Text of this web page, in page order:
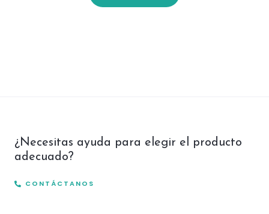
¿Necesitas ayuda para elegir el producto
adecuado?
CONTÁCTANOS